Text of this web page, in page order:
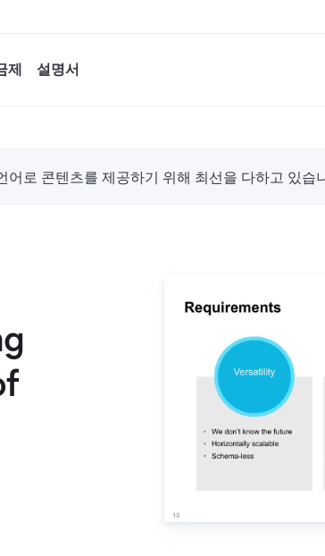
제 설명서
로 콘텐츠를 제공하기 위해 최선을 다하고 있습